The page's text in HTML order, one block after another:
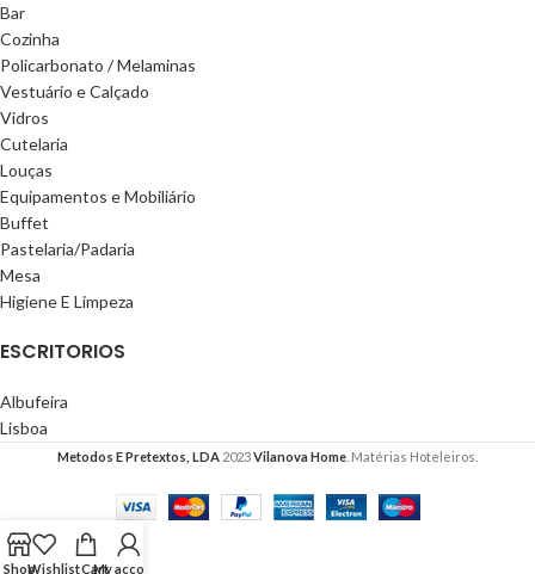
Bar
Cozinha
Policarbonato / Melaminas
Vestuário e Calçado
Vidros
Cutelaria
Louças
Equipamentos e Mobiliário
Buffet
Pastelaria/Padaria
Mesa
Higiene E Limpeza
ESCRITORIOS
Albufeira
Lisboa
Metodos E Pretextos, LDA 2023Vilanova Home . Matérias Hoteleiros.
ShopWishlistCartMy account